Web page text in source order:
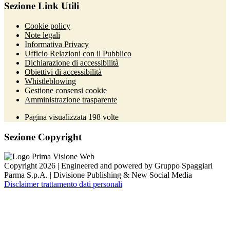
Sezione Link Utili
Cookie policy
Note legali
Informativa Privacy
Ufficio Relazioni con il Pubblico
Dichiarazione di accessibilità
Obiettivi di accessibilità
Whistleblowing
Gestione consensi cookie
Amministrazione trasparente
Pagina visualizzata 198 volte
Sezione Copyright
Copyright 2026 | Engineered and powered by Gruppo Spaggiari
Parma S.p.A. | Divisione Publishing & New Social Media
Disclaimer trattamento dati personali